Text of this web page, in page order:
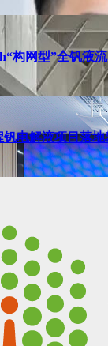
构网型”全钒液
钒电解液项目落